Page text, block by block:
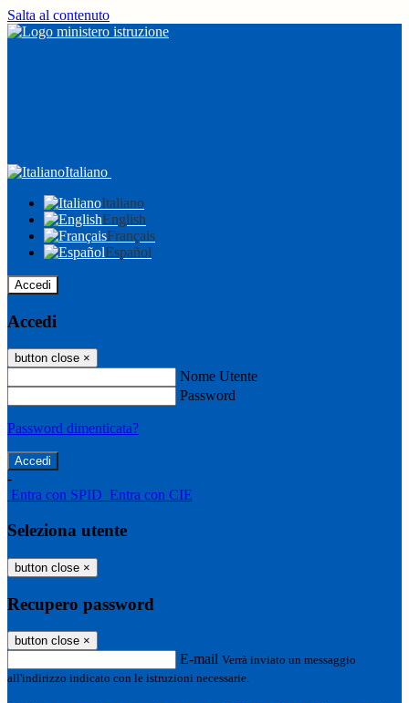
Salta al contenuto
Italiano
Italiano
English
Français
Español
Accedi
Accedi
button close ×
Nome Utente
Password
Password dimenticata?
-
Entra con SPID Entra con CIE
Seleziona utente
button close ×
Recupero password
button close ×
E-mail Verrà inviato un messaggio
all'indirizzo indicato con le istruzioni necessarie.